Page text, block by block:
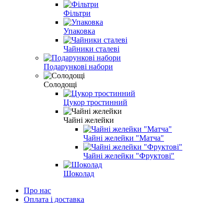
Фільтри
Упаковка
Чайники сталеві
Подарункові набори
Солодощі
Цукор тростинний
Чайні желейки
Чайні желейки "Матча"
Чайні желейки "Фруктові"
Шоколад
Про нас
Оплата і доставка